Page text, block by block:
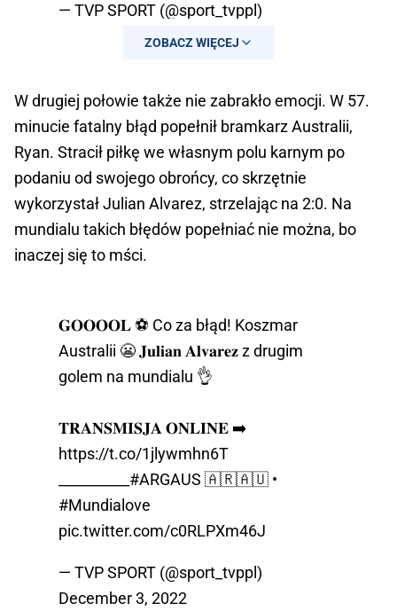
— TVP SPORT (@sport_tvppl)
December 3, 2022ZOBACZ WIĘCEJ
W drugiej połowie także nie zabrakło emocji. W 57.
minucie fatalny błąd popełnił bramkarz Australii,
Ryan. Stracił piłkę we własnym polu karnym po
podaniu od swojego obrońcy, co skrzętnie
wykorzystał Julian Alvarez, strzelając na 2:0. Na
mundialu takich błędów popełniać nie można, bo
inaczej się to mści.
𝐆𝐎𝐎𝐎𝐎𝐋 ⚽ Co za błąd! Koszmar
Australii 😬 𝐉𝐮𝐥𝐢𝐚𝐧 𝐀𝐥𝐯𝐚𝐫𝐞𝐳 z drugim
golem na mundialu 👌
𝐓𝐑𝐀𝐍𝐒𝐌𝐈𝐒𝐉𝐀 𝐎𝐍𝐋𝐈𝐍𝐄 ➡️
https://t.co/1jlywmhn6T
#ARGAUS 🇦🇷🇦🇺 󠁧󠁢󠁥󠁮󠁧•
#Mundialove
pic.twitter.com/c0RLPXm46J
— TVP SPORT (@sport_tvppl)
December 3, 2022